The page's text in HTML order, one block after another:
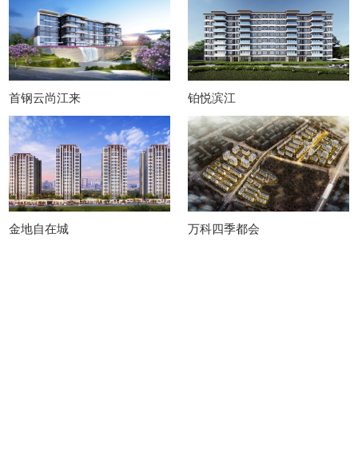
首钢云尚江来 铂悦滨江
金地自在城 万科四季都会